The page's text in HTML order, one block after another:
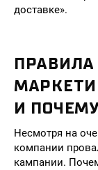
доставке».
ПРАВИЛА
И ПОЧЕМУ
Несмотря на
компании
кампании.